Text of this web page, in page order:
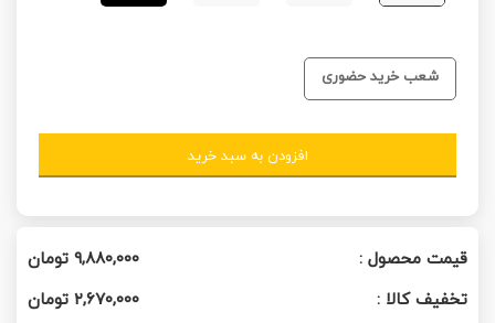
شعب خرید حضوری
افزودن به سبد خرید
قیمت محصول : ۹,۸۸۰,۰۰۰تومان
تخفیف کالا :
۲,۶۷۰,۰۰۰تومان